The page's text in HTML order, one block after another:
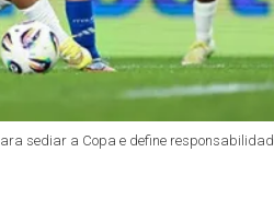
sediar a Copa e define